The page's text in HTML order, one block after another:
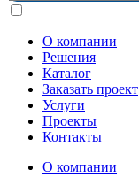
О компании
Решения
Каталог
Заказать проект
Услуги
Проекты
Контакты
О компании